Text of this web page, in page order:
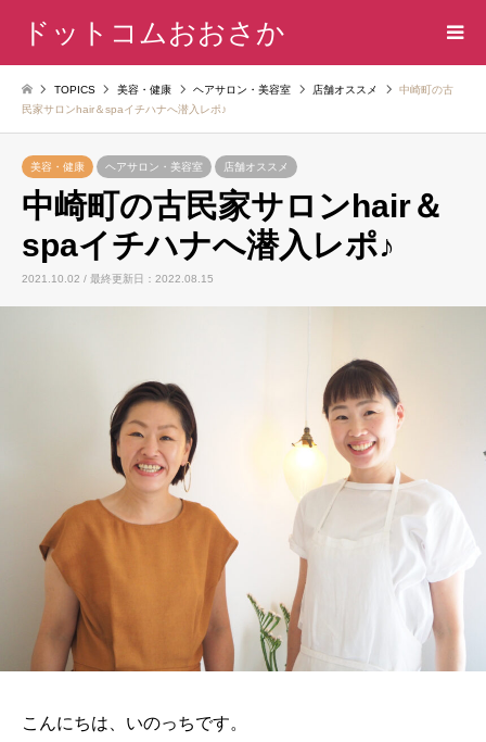
ドットコムおおさか
TOPICS 美容・健康 ヘアサロン・美容室 店舗オススメ
中崎町の古
民家サロンhair＆spaイチハナへ潜入レポ♪
美容・健康 ヘアサロン・美容室 店舗オススメ
中崎町の古民家サロンhair＆
spaイチハナへ潜入レポ♪
2021.10.02 / 最終更新日：2022.08.15
こんにちは、いのっちです。